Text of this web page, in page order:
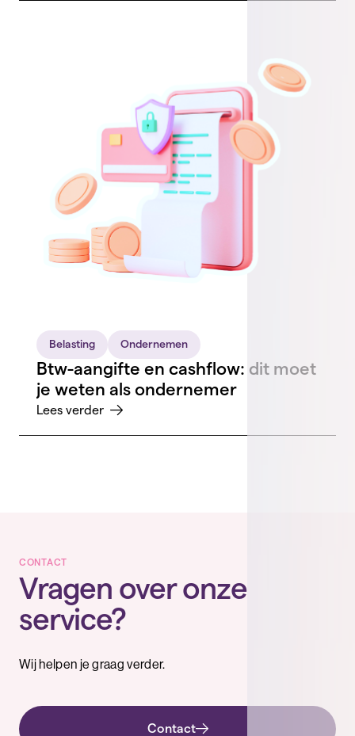
Belasting Ondernemen
Btw-aangifte en cashflow: dit moet
je weten als ondernemer
Lees verder
CONTACT
Vragen over onze
service?
Wij helpen je graag verder.
Contact